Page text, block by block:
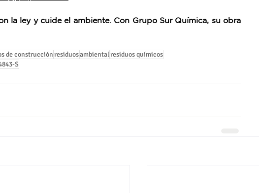
la ley y cuide el ambiente. Con Grupo Sur Química, su obra
de construcción residuosambientalresiduos químicos
S